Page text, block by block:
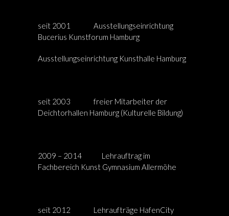
seit 2001 Ausstellungseinrichtung
Bucerius Kunstforum Hamburg
Ausstellungseinrichtung Kunsthalle Hamburg
seit 2003 freier Mitarbeiter der
Deichtorhallen Hamburg (Kulturelle Bildung)
2009 – 2014 Lehrauftrag im
Fachbereich Kunst Gymnasium Allermöhe
seit 2012 Lehraufträge HafenCity